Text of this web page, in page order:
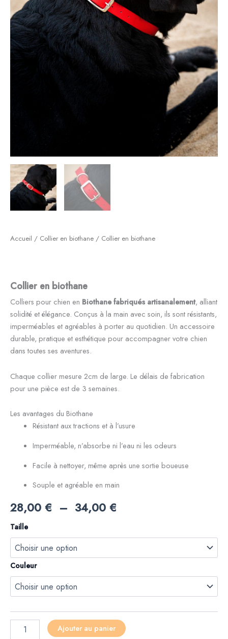
Accueil / Collier en biothane / Collier en biothane
Collier en biothane
Colliers pour chien en Biothane fabriqués artisanalement, alliant
solidité et élégance. Conçus à la main avec soin, ils sont résistants,
imperméables et agréables à porter au quotidien. Un accessoire
durable, pratique et esthétique pour accompagner votre chien
dans toutes ses aventures.
Chaque collier mesure 2cm de large. Le délais de fabrication
pour une pièce est de 3 semaines.
Les avantages du Biothane
Résistant aux tractions et à l’usure
Imperméable, n’absorbe ni l’eau ni les odeurs
Facile à nettoyer, même après une sortie boueuse
Souple et agréable en main
28,00 € – 34,00 €
Taille
Couleur
Ajouter au panier